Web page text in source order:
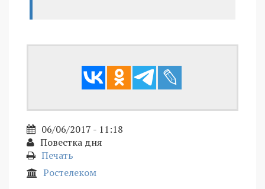
06/06/2017 - 11:18
Повестка дня
Печать
Ростелеком